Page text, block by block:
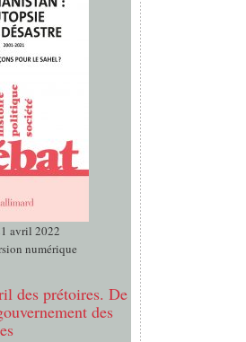
avril 2022
numérique
des prétoires. De
des